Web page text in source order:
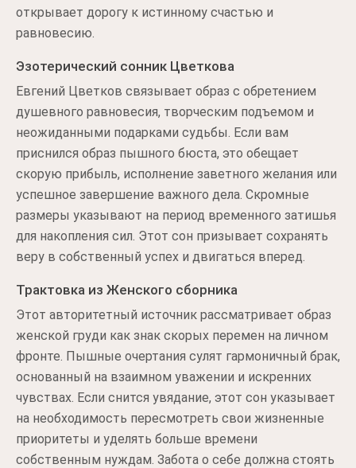
открывает дорогу к истинному счастью и
равновесию.
Эзотерический сонник Цветкова
Евгений Цветков связывает образ с обретением
душевного равновесия, творческим подъемом и
неожиданными подарками судьбы. Если вам
приснился образ пышного бюста, это обещает
скорую прибыль, исполнение заветного желания или
успешное завершение важного дела. Скромные
размеры указывают на период временного затишья
для накопления сил. Этот сон призывает сохранять
веру в собственный успех и двигаться вперед.
Трактовка из Женского сборника
Этот авторитетный источник рассматривает образ
женской груди как знак скорых перемен на личном
фронте. Пышные очертания сулят гармоничный брак,
основанный на взаимном уважении и искренних
чувствах. Если снится увядание, этот сон указывает
на необходимость пересмотреть свои жизненные
приоритеты и уделять больше времени
собственным нуждам. Забота о себе должна стоять